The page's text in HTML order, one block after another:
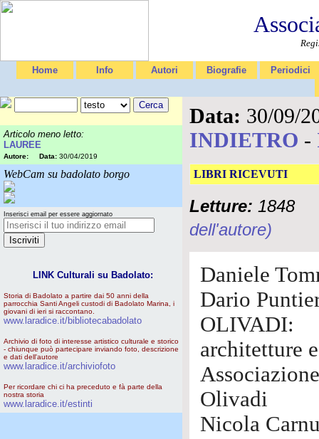
Home Info Autori Biografie Periodici
Articolo meno letto:
LAUREE
Autore: Data: 30/04/2019
WebCam su badolato borgo
Inserisci email per essere aggiornato
LINK Culturali su Badolato:
Storia di Badolato a partire dai 50 anni della
parrocchia Santi Angeli custodi di Badolato Marina, i
giovani di ieri si raccontano.
www.laradice.it/bibliotecabadolato
Archivio di foto di interesse artistico culturale e storico
- chiunque può partecipare inviando foto, descrizione
e dati dell'autore
www.laradice.it/archiviofoto
Per ricordare chi ci ha preceduto e fà parte della
nostra storia
www.laradice.it/estinti
Data: 30/09/
INDIETRO -
LIBRI RICEVUTI
Letture: 1848
dell'autore)
Daniele
Dario
OLIVADI:
architetture
Olivadi
Nicola